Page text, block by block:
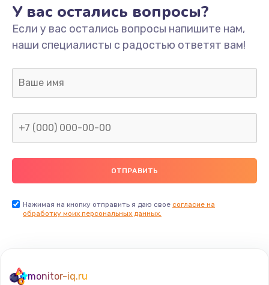
Замена системы охлаждения
1645 руб.
Заказать
Замена термопасты
1095 руб.
Заказать
У вас остались вопросы?
Если у вас остались вопросы напишите нам,
наши специалисты с радостью ответят вам!
Нажимая на кнопку отправить я даю свое согласие на
обработку моих персональных данных.
monitor-iq.ru